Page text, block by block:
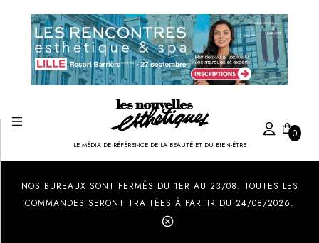
LE MÉDIA DE RÉFÉRENCE DE LA BEAUTÉ ET DU BIEN-ÊTRE
0
NOS BUREAUX SONT FERMÉS DU 1ER AU 23/08. TOUTES LES
COMMANDES SERONT TRAITÉES À PARTIR DU 24/08/2026.